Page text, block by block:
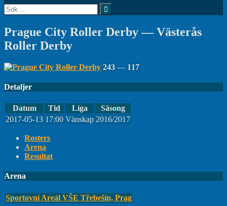
Sök
efter:
Prague City Roller Derby — Västerås
Roller Derby
243 — 117
Detaljer
Datum Tid Liga
Säsong
2017-05-13 17:00 Vänskap 2016/2017
Rosters
Arena
Resultat
Arena
Sportovní Areál VŠE Třebešín, Prag